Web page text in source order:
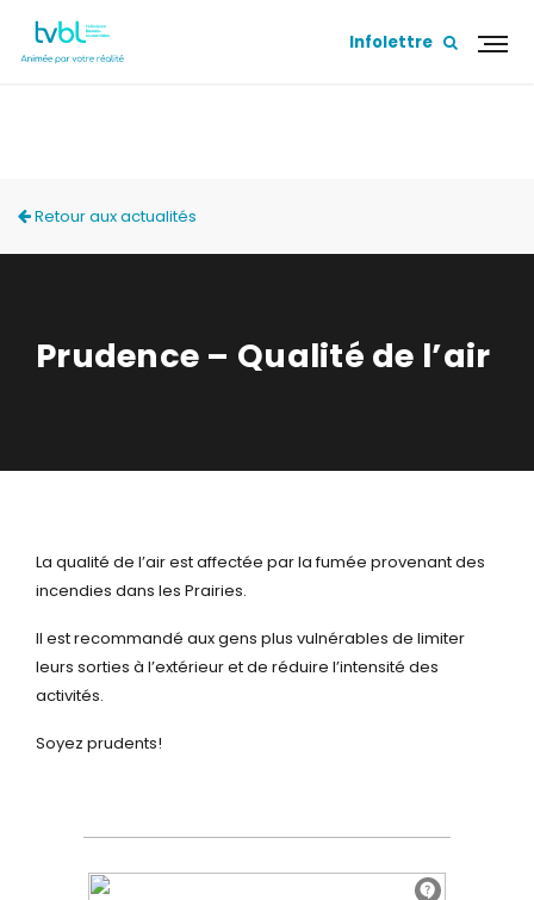
Infolettre
Retour aux actualités
Prudence – Qualité de l’air
La qualité de l’air est affectée par la fumée provenant des
incendies dans les Prairies.
Il est recommandé aux gens plus vulnérables de limiter
leurs sorties à l’extérieur et de réduire l’intensité des
activités.
Soyez prudents!